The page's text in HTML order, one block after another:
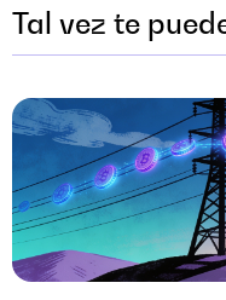
Tal vez te